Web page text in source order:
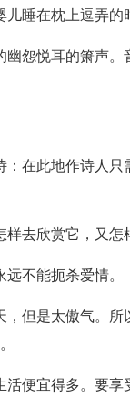
睡在枕上逗弄的
怨悦耳的箫声
在此地作诗人
去欣赏它，又怎
不能扼杀爱情。
，但是太傲气。
便宜得多。要